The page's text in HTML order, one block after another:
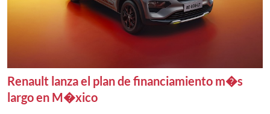
Renault lanza el plan de financiamiento m�s
largo en M�xico